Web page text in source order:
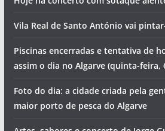
Vila Real de Santo António vai
Piscinas encerradas e tentativa de
assim o dia no Algarve (quinta-feira,
Foto do dia: a cidade criada pela
maior porto de pesca do Algarve